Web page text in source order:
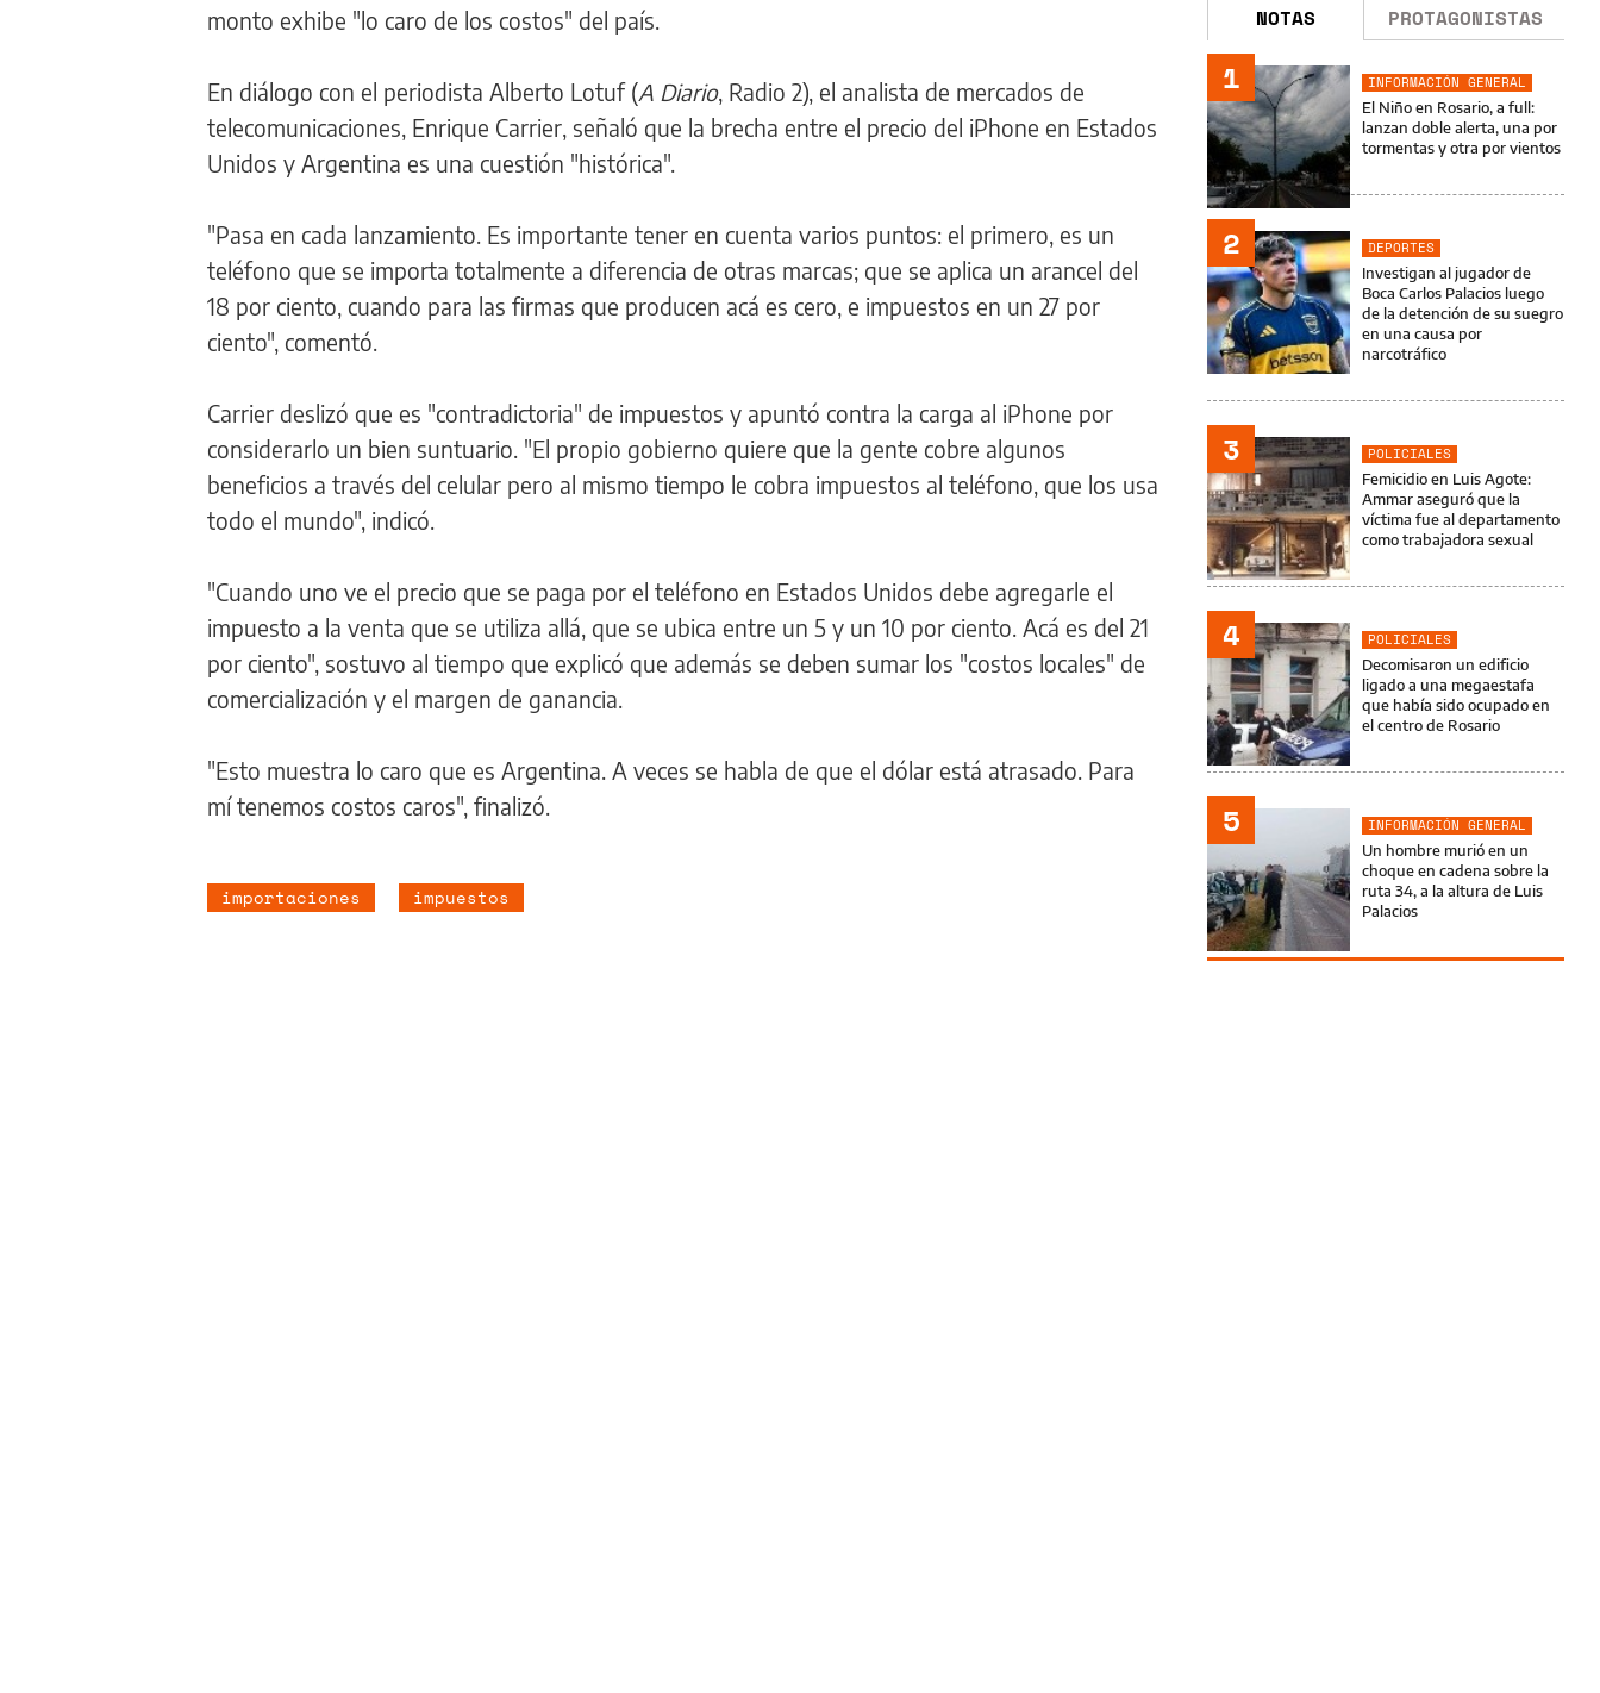
monto exhibe "lo caro de los costos" del país.
En diálogo con el periodista Alberto Lotuf (A Diario, Radio 2), el analista de mercados de
telecomunicaciones, Enrique Carrier, señaló que la brecha entre el precio del iPhone en Estados
Unidos y Argentina es una cuestión "histórica".
"Pasa en cada lanzamiento. Es importante tener en cuenta varios puntos: el primero, es un
teléfono que se importa totalmente a diferencia de otras marcas; que se aplica un arancel del
18 por ciento, cuando para las firmas que producen acá es cero, e impuestos en un 27 por
ciento", comentó.
Carrier deslizó que es "contradictoria" de impuestos y apuntó contra la carga al iPhone por
considerarlo un bien suntuario. "El propio gobierno quiere que la gente cobre algunos
beneficios a través del celular pero al mismo tiempo le cobra impuestos al teléfono, que los usa
todo el mundo", indicó.
"Cuando uno ve el precio que se paga por el teléfono en Estados Unidos debe agregarle el
impuesto a la venta que se utiliza allá, que se ubica entre un 5 y un 10 por ciento. Acá es del 21
por ciento", sostuvo al tiempo que explicó que además se deben sumar los "costos locales" de
comercialización y el margen de ganancia.
"Esto muestra lo caro que es Argentina. A veces se habla de que el dólar está atrasado. Para
mí tenemos costos caros", finalizó.
importaciones impuestos
NOTAS PROTAGONISTAS
1
INFORMACIÓN GENERAL
El Niño en Rosario, a full:
lanzan doble alerta, una por
tormentas y otra por vientos
2
DEPORTES
Investigan al jugador de
Boca Carlos Palacios luego
de la detención de su suegro
en una causa por
narcotráfico
3
POLICIALES
Femicidio en Luis Agote:
Ammar aseguró que la
víctima fue al departamento
como trabajadora sexual
4
POLICIALES
Decomisaron un edificio
ligado a una megaestafa
que había sido ocupado en
el centro de Rosario
5
INFORMACIÓN GENERAL
Un hombre murió en un
choque en cadena sobre la
ruta 34, a la altura de Luis
Palacios